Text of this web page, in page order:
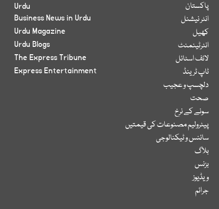
پاکستان
انٹر نیشنل
کھیل
انٹرٹینمنٹ
لائف اسٹائل
ٹاپ ٹرینڈ
دلچسپ و عجیب
صحت
سونے کے نرخ
پیٹرولیم مصنوعات کی قیمتیں
سائنس و ٹیکنالوجی
بلاگ
بزنس
ویڈیوز
جرائم
Urdu
Business News in Urdu
Urdu Magazine
Urdu Blogs
The Express Tribune
Express Entertainment